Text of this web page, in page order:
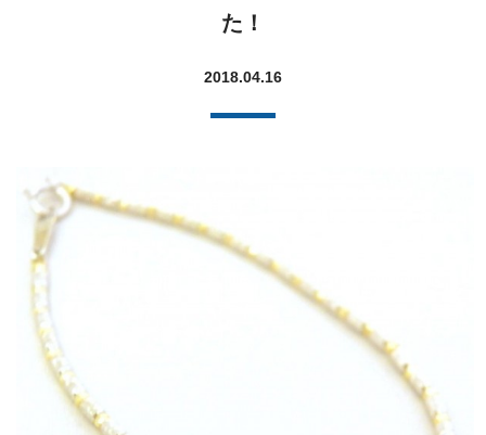
た！
2018.04.16